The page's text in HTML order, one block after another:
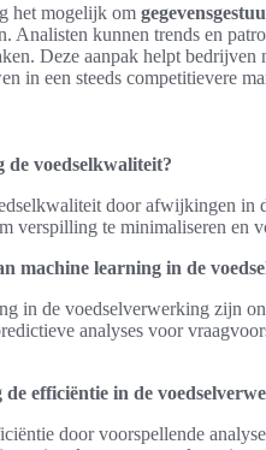
het mogelijk om
Analisten kunnen trends en
Deze aanpak helpt
in een steeds competitievere
de voedselkwaliteit?
door afwijkingen in
verspilling te minimaliseren en
machine learning in de
in de voedselverwerking zijn
analyses voor
efficiëntie in de
door voorspellende